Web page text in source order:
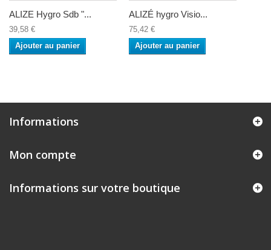
ALIZE Hygro Sdb "...
39,58 €
Ajouter au panier
ALIZÉ hygro Visio...
75,42 €
Ajouter au panier
Informations
Mon compte
Informations sur votre boutique